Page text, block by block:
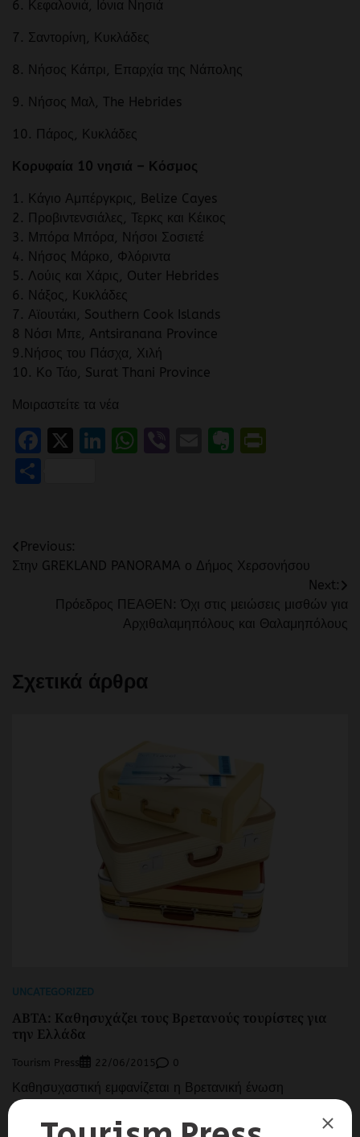
6. Κεφαλονιά, Ιόνια Νησιά
7. Σαντορίνη, Κυκλάδες
8. Νήσος Κάπρι, Επαρχία της Νάπολης
9. Νήσος Μαλ, The Hebrides
10. Πάρος, Κυκλάδες
Κορυφαία 10 νησιά – Κόσμος
1. Κάγιο Αμπέργκρις, Belize Cayes
2. Προβιντενσιάλες, Τερκς και Κέικος
3. Μπόρα Μπόρα, Νήσοι Σοσιετέ
4. Νήσος Μάρκο, Φλόριντα
5. Λούις και Χάρις, Outer Hebrides
6. Νάξος, Κυκλάδες
7. Αϊουτάκι, Southern Cook Islands
8 Νόσι Μπε, Antsiranana Province
9.Νήσος του Πάσχα, Χιλή
10. Κο Τάο, Surat Thani Province
Μοιραστείτε τα νέα
Facebook
X LinkedIn
WhatsApp
ViberEmailEvernote
Πλοήγηση
άρθρων
Previous:
Στην GREKLAND PANORAMA ο Δήμος Χερσονήσου
Next:
Πρόεδρος ΠΕΑΘΕΝ: Όχι στις μειώσεις μισθών για
Αρχιθαλαμηπόλους και Θαλαμηπόλους
Σχετικά άρθρα
UNCATEGORIZED
ABTA: Καθησυχάζει τους Βρετανούς τουρίστες για
την Ελλάδα
Tourism Press 22/06/2015 0
Καθησυχαστική εμφανίζεται η Βρετανική ένωση
τουριστικών πρακτόρων – ABTA προς τους Βρετανούς
τουρίστες σχετικά με δημοσιεύματα που εμφανίζονται στον